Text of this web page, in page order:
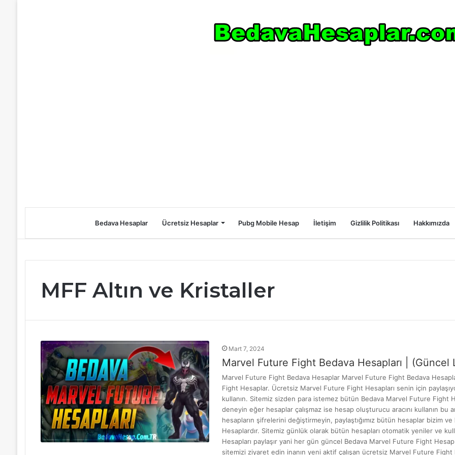
Bedava Hesaplar Ücretsiz Hesaplar Pubg Mobile Hesap İletişim Gizlilik Politikası Hakkımızda
MFF Altın ve Kristaller
Mart 7, 2024
Marvel Future Fight Bedava Hesapları | (Güncel
Marvel Future Fight Bedava Hesaplar Marvel Future Fight Bedava
Fight Hesaplar. Ücretsiz Marvel Future Fight Hesapları senin için
kullanın. Sitemiz sizden para istemez bütün Bedava Marvel Future Fight
deneyin eğer hesaplar çalışmaz ise hesap oluşturucu aracını kullanın bu
hesapların şifrelerini değiştirmeyin, paylaştığımız bütün hesaplar bizim ve
Hesaplardır. Sitemiz günlük olarak bütün hesapları otomatik yeniler ve
Hesapları paylaşır yani her gün güncel Bedava Marvel Future Fight
sitemizi ziyaret edin inanın yeni aktif çalışan ücretsiz Marvel Future